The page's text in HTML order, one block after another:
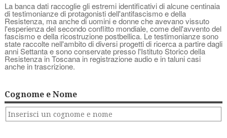
La banca dati raccoglie gli estremi identificativi di alcune centinaia
di testimonianze di protagonisti dell'antifascismo e della
Resistenza, ma anche di uomini e donne che avevano vissuto
l'esperienza del secondo conflitto mondiale, come dell'avvento del
fascismo e della ricostruzione postbellica. Le testimonianze sono
state raccolte nell'ambito di diversi progetti di ricerca a partire dagli
anni Settanta e sono conservate presso l'Istituto Storico della
Resistenza in Toscana in registrazione audio e in taluni casi
anche in trascrizione.
Cognome e Nome